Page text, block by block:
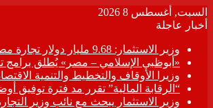
السبت, أغسطس 8 2026
أخبار عاجلة
وزير الاستثمار: 9.68 مليار دولار تجارة مصر والإمارات في 2025
«أبوظبي الإسلامي – مصر» يُطلق برامج
وزيرا الأوقاف والتخطيط والتنمية
“الرقابة المالية” تقرر مد فترة توفيق أوضاع
وزير الاستثمار يبحث مع نائب وزير